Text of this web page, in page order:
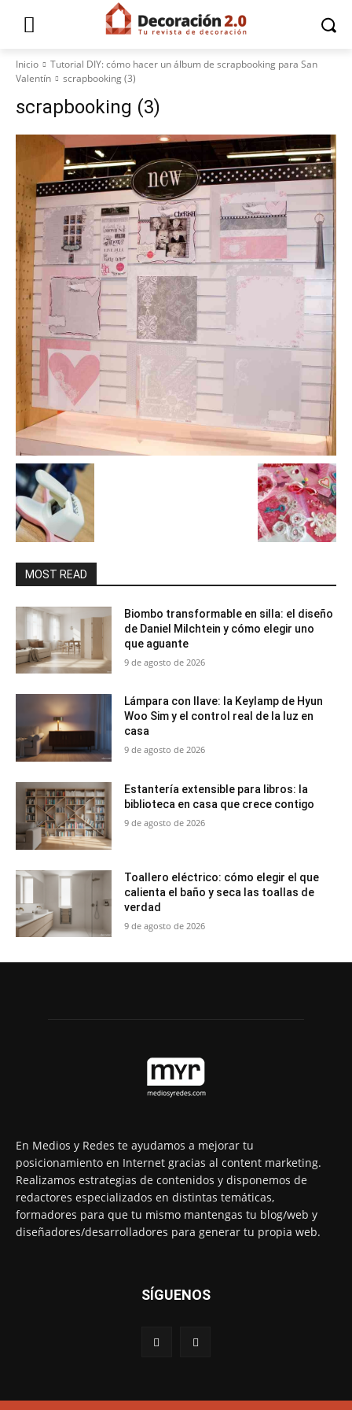
Inicio
Tutorial DIY: cómo hacer un álbum de scrapbooking para San
Valentín
scrapbooking (3)
scrapbooking (3)
MOST READ
Biombo transformable en silla: el diseño
de Daniel Milchtein y cómo elegir uno
que aguante
9 de agosto de 2026
Lámpara con llave: la Keylamp de Hyun
Woo Sim y el control real de la luz en
casa
9 de agosto de 2026
Estantería extensible para libros: la
biblioteca en casa que crece contigo
9 de agosto de 2026
Toallero eléctrico: cómo elegir el que
calienta el baño y seca las toallas de
verdad
9 de agosto de 2026
En Medios y Redes te ayudamos a mejorar tu
posicionamiento en Internet gracias al content marketing.
Realizamos estrategias de contenidos y disponemos de
redactores especializados en distintas temáticas,
formadores para que tu mismo mantengas tu blog/web y
diseñadores/desarrolladores para generar tu propia web.
SÍGUENOS